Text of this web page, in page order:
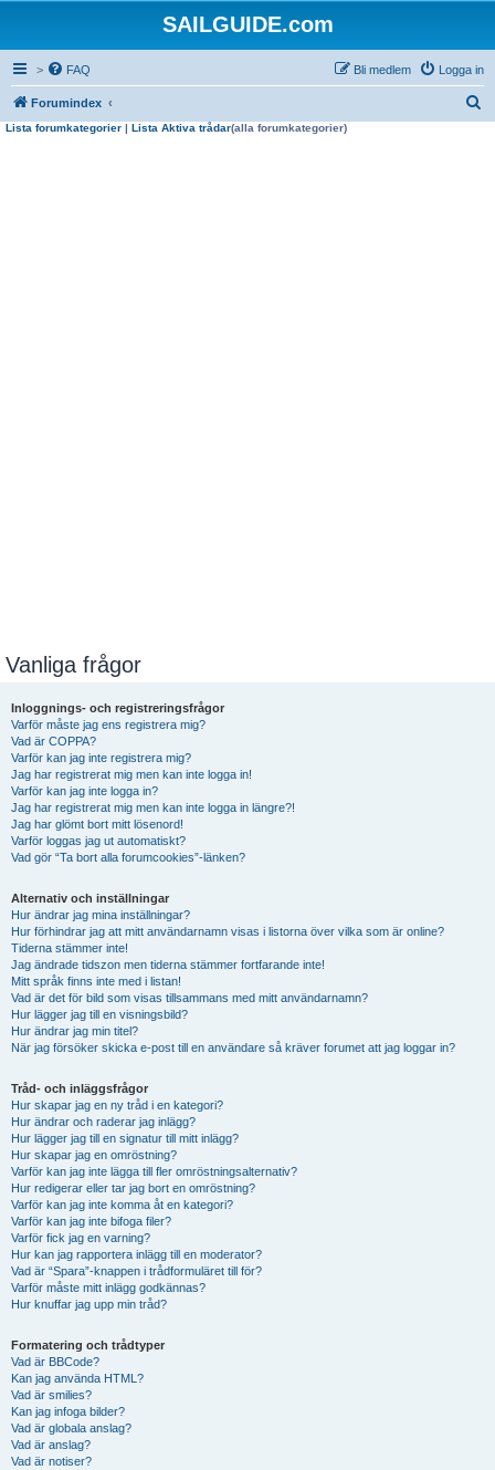
SAILGUIDE.com
> FAQ Logga in
Bli medlem
Forumindex
Lista forumkategorier | Lista Aktiva trådar(alla forumkategorier)
Vanliga frågor
Inloggnings- och registreringsfrågor
Varför måste jag ens registrera mig?
Vad är COPPA?
Varför kan jag inte registrera mig?
Jag har registrerat mig men kan inte logga in!
Varför kan jag inte logga in?
Jag har registrerat mig men kan inte logga in längre?!
Jag har glömt bort mitt lösenord!
Varför loggas jag ut automatiskt?
Vad gör “Ta bort alla forumcookies”-länken?
Alternativ och inställningar
Hur ändrar jag mina inställningar?
Hur förhindrar jag att mitt användarnamn visas i listorna över vilka som är online?
Tiderna stämmer inte!
Jag ändrade tidszon men tiderna stämmer fortfarande inte!
Mitt språk finns inte med i listan!
Vad är det för bild som visas tillsammans med mitt användarnamn?
Hur lägger jag till en visningsbild?
Hur ändrar jag min titel?
När jag försöker skicka e-post till en användare så kräver forumet att jag loggar in?
Tråd- och inläggsfrågor
Hur skapar jag en ny tråd i en kategori?
Hur ändrar och raderar jag inlägg?
Hur lägger jag till en signatur till mitt inlägg?
Hur skapar jag en omröstning?
Varför kan jag inte lägga till fler omröstningsalternativ?
Hur redigerar eller tar jag bort en omröstning?
Varför kan jag inte komma åt en kategori?
Varför kan jag inte bifoga filer?
Varför fick jag en varning?
Hur kan jag rapportera inlägg till en moderator?
Vad är “Spara”-knappen i trådformuläret till för?
Varför måste mitt inlägg godkännas?
Hur knuffar jag upp min tråd?
Formatering och trådtyper
Vad är BBCode?
Kan jag använda HTML?
Vad är smilies?
Kan jag infoga bilder?
Vad är globala anslag?
Vad är anslag?
Vad är notiser?